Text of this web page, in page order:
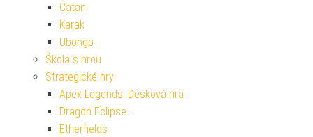
Catan
Karak
Ubongo
Škola s hrou
Strategické hry
Apex Legends: Desková hra
Dragon Eclipse
Etherfields